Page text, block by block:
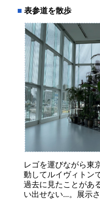
■ 表参道を散歩
レゴを運びながら東
動してルイヴィトン
過去に見たことがあ
い出せない...。展示